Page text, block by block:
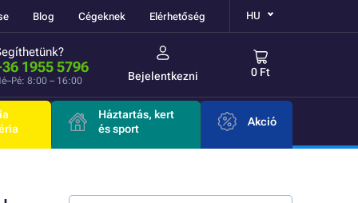
Blog Cégeknek Elérhetőség HU
1955 5796
8:00 – 16:00 Bejelentkezni 0 Ft
Háztartás, kert
és sport
Akció